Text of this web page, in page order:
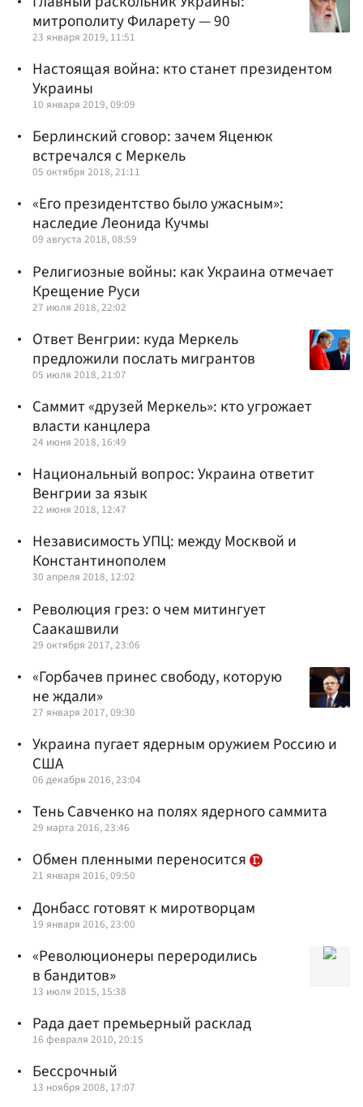
митрополиту Филарету — 90
23 января 2019, 11:51
Настоящая война: кто станет президентом
Украины
10 января 2019, 09:09
Берлинский сговор: зачем Яценюк
встречался с Меркель
05 октября 2018, 21:11
«Его президентство было ужасным»:
наследие Леонида Кучмы
09 августа 2018, 08:59
Религиозные войны: как Украина отмечает
Крещение Руси
27 июля 2018, 22:02
Ответ Венгрии: куда Меркель
предложили послать мигрантов
05 июля 2018, 21:07
Саммит «друзей Меркель»: кто угрожает
власти канцлера
24 июня 2018, 16:49
Национальный вопрос: Украина ответит
Венгрии за язык
22 июня 2018, 12:47
Независимость УПЦ: между Москвой и
Константинополем
30 апреля 2018, 12:02
Революция грез: о чем митингует
Саакашвили
29 октября 2017, 23:06
«Горбачев принес свободу, которую
не ждали»
27 января 2017, 09:30
Украина пугает ядерным оружием Россию и
США
06 декабря 2016, 23:04
Тень Савченко на полях ядерного саммита
29 марта 2016, 23:46
Обмен пленными переносится
21 января 2016, 09:50
Донбасс готовят к миротворцам
19 января 2016, 23:00
«Революционеры переродились
в бандитов»
13 июля 2015, 15:38
Рада дает премьерный расклад
16 февраля 2010, 20:15
Бессрочный
13 ноября 2008, 17:07